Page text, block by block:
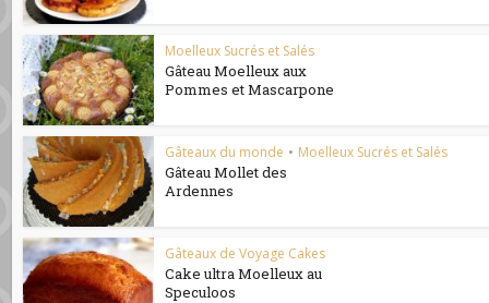
Moelleux Sucrés et Salés
Gâteau Moelleux aux
Pommes et Mascarpone
Gâteaux du monde • Moelleux Sucrés et Salés
Gâteau Mollet des
Ardennes
Gâteaux de Voyage Cakes
Cake ultra Moelleux au
Speculoos